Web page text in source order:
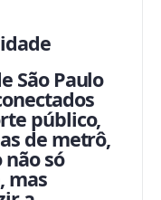
São Paulo
público,
de metrô,
não só
mas